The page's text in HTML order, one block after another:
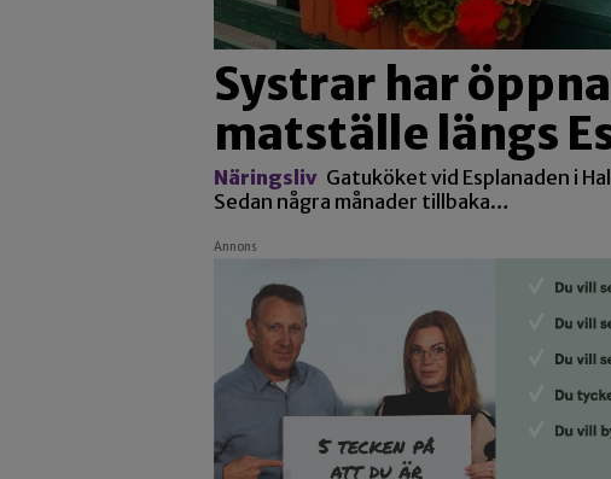
Systrar har
matställe längs
Näringsliv Gatuköket vid Esplanaden i
Sedan några månader tillbaka…
Annons